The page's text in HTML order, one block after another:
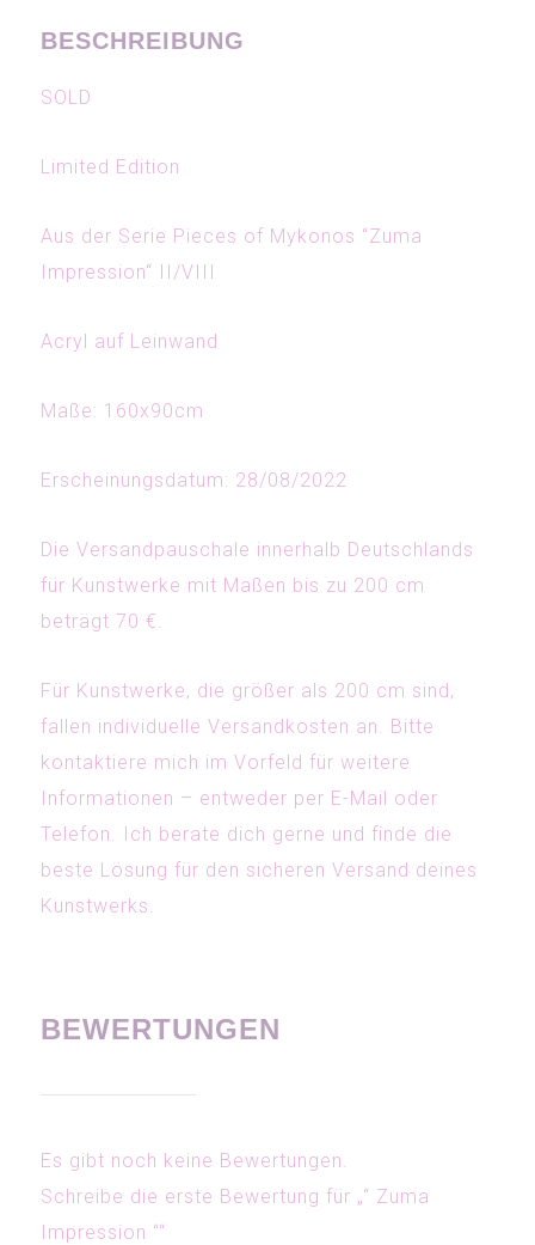
BESCHREIBUNG
SOLD
Limited Edition
Aus der Serie Pieces of Mykonos “Zuma
Impression“ II/VIII
Acryl auf Leinwand
Maße: 160x90cm
Erscheinungsdatum: 28/08/2022
Die Versandpauschale innerhalb Deutschlands
für Kunstwerke mit Maßen bis zu 200 cm
beträgt 70 €.
Für Kunstwerke, die größer als 200 cm sind,
fallen individuelle Versandkosten an. Bitte
kontaktiere mich im Vorfeld für weitere
Informationen – entweder per E-Mail oder
Telefon. Ich berate dich gerne und finde die
beste Lösung für den sicheren Versand deines
Kunstwerks.
BEWERTUNGEN
Es gibt noch keine Bewertungen.
Schreibe die erste Bewertung für „“ Zuma
Impression ““